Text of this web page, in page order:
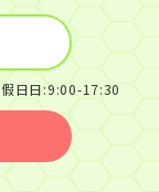
假日日:9:00-17:30